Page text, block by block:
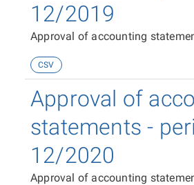
12/2019
Approval of accounting
CSV
Approval of
statements -
12/2020
Approval of accounting